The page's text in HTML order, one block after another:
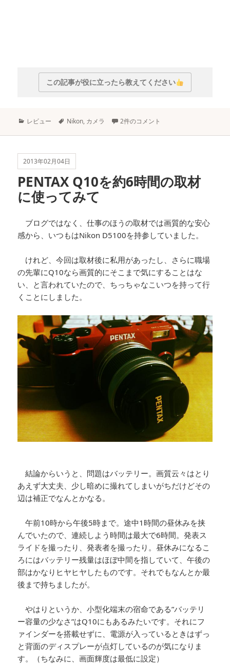
この記事が役に立ったら教えてください
カ
ー
レビュー
タ
Nikon, カメラ 2件のコメント
2013年02月04日
PENTAX Q10を約6時間の取材
に使ってみて
ブログではなく、仕事のほうの取材では画質的な安心
感から、いつもはNikon D5100を持参していました。
けれど、今回は取材後に私用があったし、さらに職場
の先輩にQ10なら画質的にそこまで気にすることはな
い、と言われていたので、ちっちゃなこいつを持って行
くことにしました。
結論からいうと、問題はバッテリー。画質云々はとり
あえず大丈夫、少し暗めに撮れてしまいがちだけどその
辺は補正でなんとかなる。
午前10時から午後5時まで。途中1時間の昼休みを挟
んでいたので、連続しよう時間は最大で6時間。発表ス
ライドを撮ったり、発表者を撮ったり。昼休みになるこ
ろにはバッテリー残量はほぼ中間を指していて、午後の
部はかなりヒヤヒヤしたものです。それでもなんとか最
後まで持ちましたが。
やはりというか、小型化端末の宿命である”バッテリ
ー容量の少なさ”はQ10にもあるみたいです。それにフ
ァインダーを搭載せずに、電源が入っているときはずっ
と背面のディスプレーが点灯しているのが気になりま
す。（ちなみに、画面輝度は最低に設定）